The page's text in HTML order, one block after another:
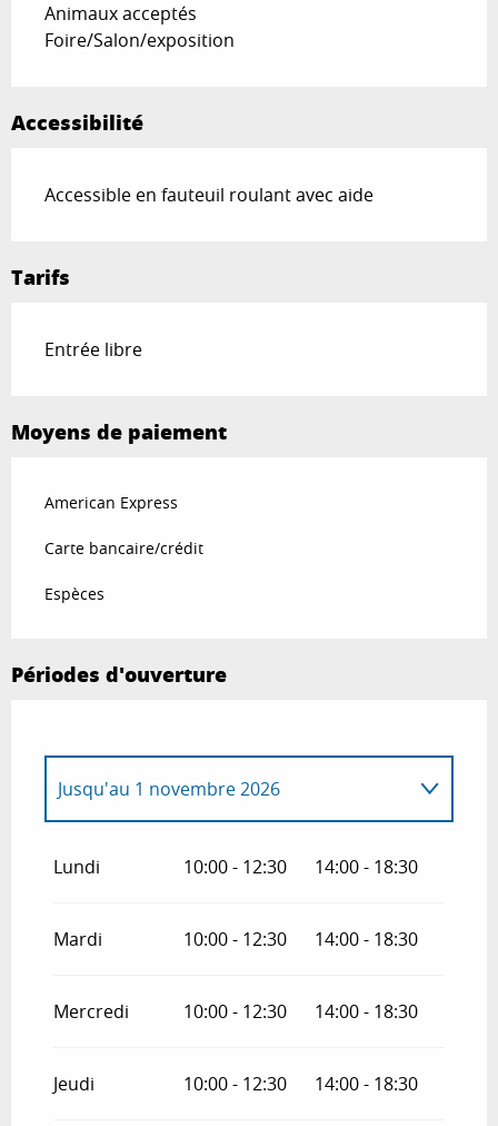
Animaux acceptés
Foire/Salon/exposition
Accessibilité
Accessible en fauteuil roulant avec aide
Tarifs
Entrée libre
Moyens de paiement
American Express
Carte bancaire/crédit
Espèces
Périodes d'ouverture
Jusqu'au 1 novembre 2026
2026
2026
Lundi 10:00 - 12:30 14:00 - 18:30
Mardi 10:00 - 12:30 14:00 - 18:30
Mercredi 10:00 - 12:30 14:00 - 18:30
Jeudi 10:00 - 12:30 14:00 - 18:30